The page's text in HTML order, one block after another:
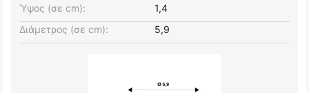
Ύψος (σε cm):
1,4
Διάμετρος (σε cm):
5,9